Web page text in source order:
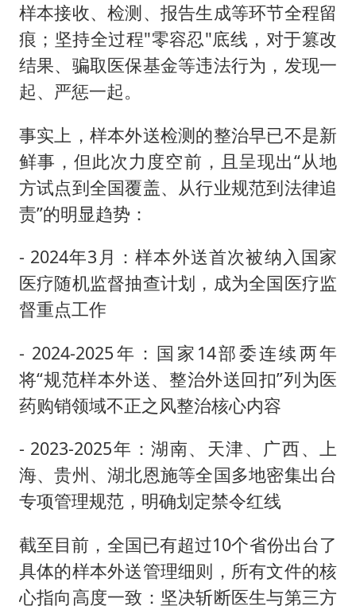
样本接收、检测、报告生成等环节全程留
痕；坚持全过程"零容忍"底线，对于篡改
结果、骗取医保基金等违法行为，发现一
起、严惩一起。
事实上，样本外送检测的整治早已不是新
鲜事，但此次力度空前，且呈现出“从地
方试点到全国覆盖、从行业规范到法律追
责”的明显趋势：
- 2024年3月：样本外送首次被纳入国家
医疗随机监督抽查计划，成为全国医疗监
督重点工作
- 2024-2025年：国家14部委连续两年
将“规范样本外送、整治外送回扣”列为医
药购销领域不正之风整治核心内容
- 2023-2025年：湖南、天津、广西、上
海、贵州、湖北恩施等全国多地密集出台
专项管理规范，明确划定禁令红线
截至目前，全国已有超过10个省份出台了
具体的样本外送管理细则，所有文件的核
心指向高度一致：坚决斩断医生与第三方